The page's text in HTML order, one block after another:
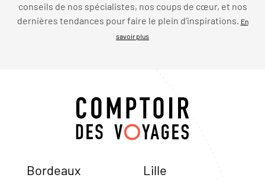
conseils de nos spécialistes, nos coups de cœur, et nos
dernières tendances pour faire le plein d’inspirations. En
savoir plus
Bordeaux Lille